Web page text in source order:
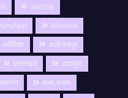
vidisha
Women
अमेरिका
अलीराजपुर
उत्तराखंड
उदयपुरा
कथा वाचन